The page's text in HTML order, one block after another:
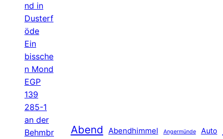
nd in
Dusterf
öde
Ein
bissche
n Mond
EGP
139
285-1
an der
Behmbr
Abend Abendhimmel Angermünde Auto